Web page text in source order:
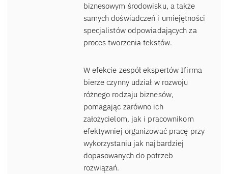
biznesowym środowisku, a także
samych doświadczeń i umiejętności
specjalistów odpowiadających za
proces tworzenia tekstów.
W efekcie zespół ekspertów Ifirma
bierze czynny udział w rozwoju
różnego rodzaju biznesów,
pomagając zarówno ich
założycielom, jak i pracownikom
efektywniej organizować pracę przy
wykorzystaniu jak najbardziej
dopasowanych do potrzeb
rozwiązań.